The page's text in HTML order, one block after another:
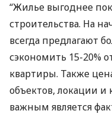
“Жилье выгоднее
строительства. На
всегда предлагают
сэкономить 15-20%
квартиры. Также
объектов, локации
важным является